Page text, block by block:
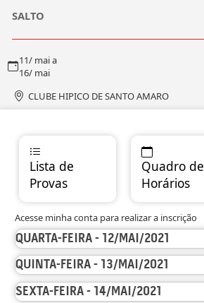
SALTO
11/ mai a
16/ mai
CLUBE HIPICO DE SANTO AMARO
Lista de
Provas
Quadro de
Horários
Acesse minha conta para realizar a inscrição
QUARTA-FEIRA - 12/MAI/2021
QUINTA-FEIRA - 13/MAI/2021
SEXTA-FEIRA - 14/MAI/2021